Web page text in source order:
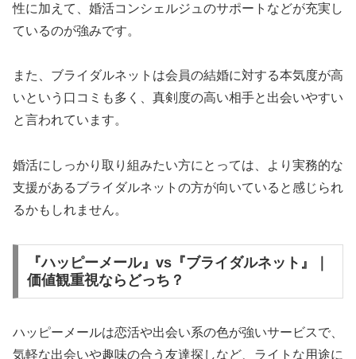
性に加えて、婚活コンシェルジュのサポートなどが充実し
ているのが強みです。
また、ブライダルネットは会員の結婚に対する本気度が高
いという口コミも多く、真剣度の高い相手と出会いやすい
と言われています。
婚活にしっかり取り組みたい方にとっては、より実務的な
支援があるブライダルネットの方が向いていると感じられ
るかもしれません。
『ハッピーメール』vs『ブライダルネット』｜
価値観重視ならどっち？
ハッピーメールは恋活や出会い系の色が強いサービスで、
気軽な出会いや趣味の合う友達探しなど、ライトな用途に